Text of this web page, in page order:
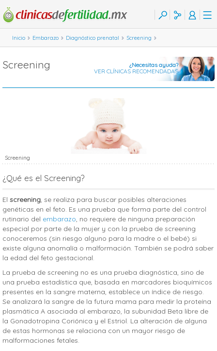
Inicio Embarazo Diagnóstico prenatal Screening
Screening
¿Necesitas ayuda?
VER CLÍNICAS RECOMENDADAS
Screening
¿Qué es el Screening?
El screening, se realiza para buscar posibles alteraciones
genéticas en el feto. Es una prueba que forma parte del control
rutinario del embarazo, no requiere de ninguna preparación
especial por parte de la mujer y con la prueba de screening
conoceremos (sin riesgo alguno para la madre o el bebé) si
existe alguna anomalía o malformación. También se podrá saber
la edad del feto gestacional.
La prueba de screening no es una prueba diagnóstica, sino de
una prueba estadística que, basada en marcadores bioquímicos
presentes en la sangre materna, establece un índice de riesgo.
Se analizará la sangre de la futura mama para medir la proteína
plasmática A asociada al embarazo, la subunidad Beta libre de
la Gonadotropina Coriónica y el Estriol. La alteración de alguna
de estas hormonas se relaciona con un mayor riesgo de
malformaciones fetales.